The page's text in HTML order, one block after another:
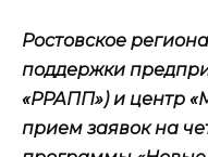
Ростовское
поддержки
«РРАПП») и центр
прием заявок на